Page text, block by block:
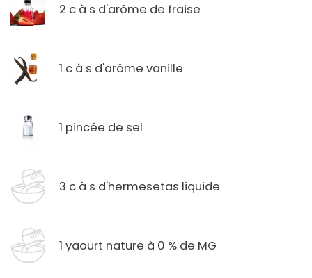
2 c à s d'arôme de fraise
1 c à s d'arôme vanille
1 pincée de sel
3 c à s d'hermesetas liquide
1 yaourt nature à 0 % de MG